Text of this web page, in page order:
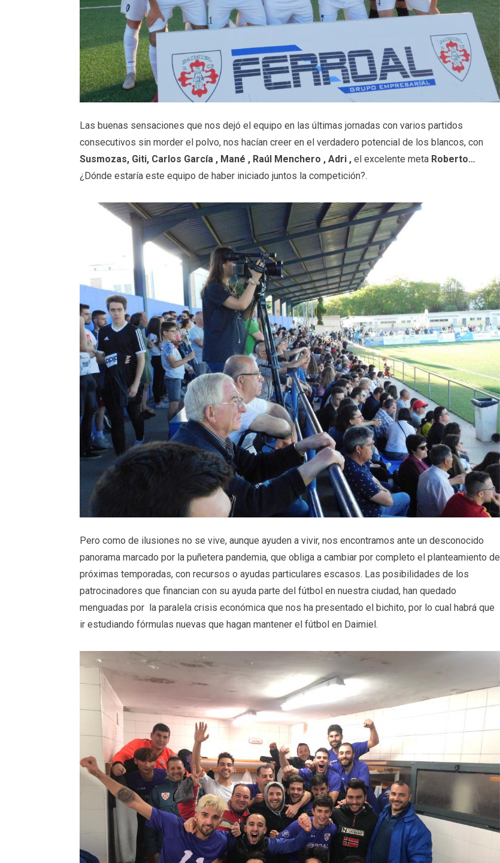
Las buenas sensaciones que nos dejó el equipo en las últimas jornadas con varios partidos
consecutivos sin morder el polvo, nos hacían creer en el verdadero potencial de los blancos, con
Susmozas, Giti, Carlos García , Mané , Raúl Menchero , Adri , el excelente meta Roberto…
¿Dónde estaría este equipo de haber iniciado juntos la competición?.
Pero como de ilusiones no se vive, aunque ayuden a vivir, nos encontramos ante un desconocido
panorama marcado por la puñetera pandemia, que obliga a cambiar por completo el planteamiento de
próximas temporadas, con recursos o ayudas particulares escasos. Las posibilidades de los
patrocinadores que financian con su ayuda parte del fútbol en nuestra ciudad, han quedado
menguadas por la paralela crisis económica que nos ha presentado el bichito, por lo cual habrá que
ir estudiando fórmulas nuevas que hagan mantener el fútbol en Daimiel.